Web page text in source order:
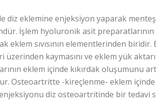
diz eklemine enjeksiyon yaparak
İşlem hyoluronik asit
eklem sıvısının elementlerinden
kaymasını ve eklem yük
eklem içinde kıkırdak oluşumunu
Osteoartritte -kireçlenme- eklem
enjeksiyonu diz osteoartritinde bir tedavi